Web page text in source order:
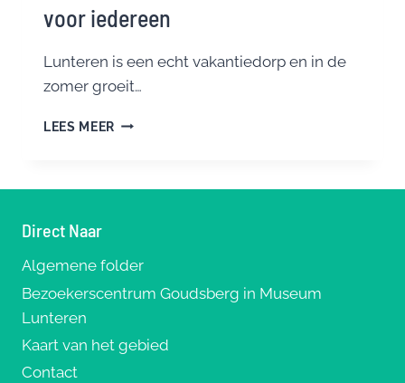
voor iedereen
Lunteren is een echt vakantiedorp en in de
zomer groeit…
LEES MEER HORECA
Direct Naar
Algemene folder
Bezoekerscentrum Goudsberg in Museum
Lunteren
Kaart van het gebied
Contact